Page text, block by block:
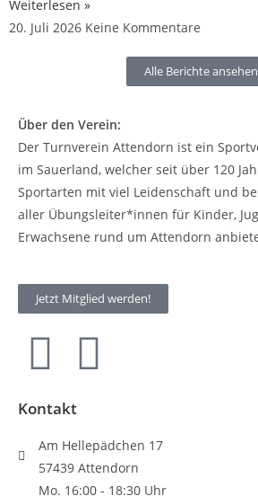
Weiterlesen »
20. Juli 2026 Keine Kommentare
Alle Berichte ansehen
Über den Verein:
Der Turnverein Attendorn ist ein
im Sauerland, welcher seit über 120
Sportarten mit viel Leidenschaft und
aller Übungsleiter*innen für Kinder,
Erwachsene rund um Attendorn
Jetzt Mitglied werden!
Kontakt
Am Hellepädchen 17
57439 Attendorn
Mo. 16:00 - 18:30 Uhr